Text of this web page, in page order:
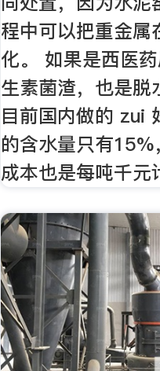
程中可以把重金属
化。 如果是西医
生素菌渣，也是脱
目前国内做的 zui
的含水量只有15%
成本也是每吨千元